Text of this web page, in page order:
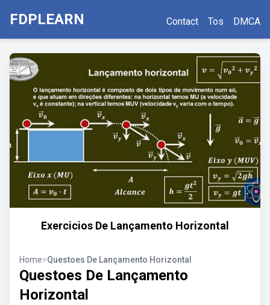
FDPLEARN Contact Tos DMCA
Exercicios De Lançamento Horizontal
Home>Questoes De Lançamento Horizontal
Questoes De Lançamento
Horizontal